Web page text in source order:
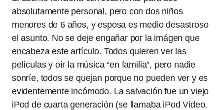
absolutamente personal, pero con dos niños
menores de 6 años, y esposa es medio desastroso
el asunto. No se deje engañar por la imágen que
encabeza este artículo. Todos quieren ver las
películas y oír la música “en familia”, pero nadie
sonríe, todos se quejan porque no pueden ver y es
evidentemente incómodo. La salvación fue un viejo
iPod de cuarta generación (se llamaba iPod Video,